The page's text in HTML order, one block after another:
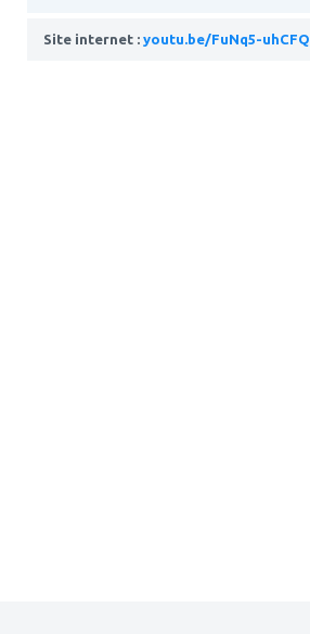
Site internet : youtu.be/FuNq5-uhCFQ